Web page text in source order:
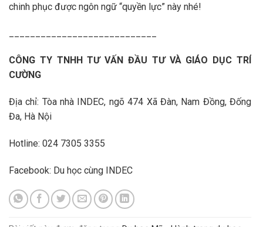
chinh phục được ngôn ngữ “quyền lực” này nhé!
CÔNG TY TNHH TƯ VẤN ĐẦU TƯ VÀ GIÁO DỤC TRÍ
CƯỜNG
Địa chỉ: Tòa nhà INDEC, ngõ 474 Xã Đàn, Nam Đồng, Đống
Đa, Hà Nội
Hotline: 024 7305 3355
Facebook: Du học cùng INDEC